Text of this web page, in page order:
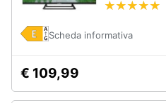
Scheda informativa
€ 109,99